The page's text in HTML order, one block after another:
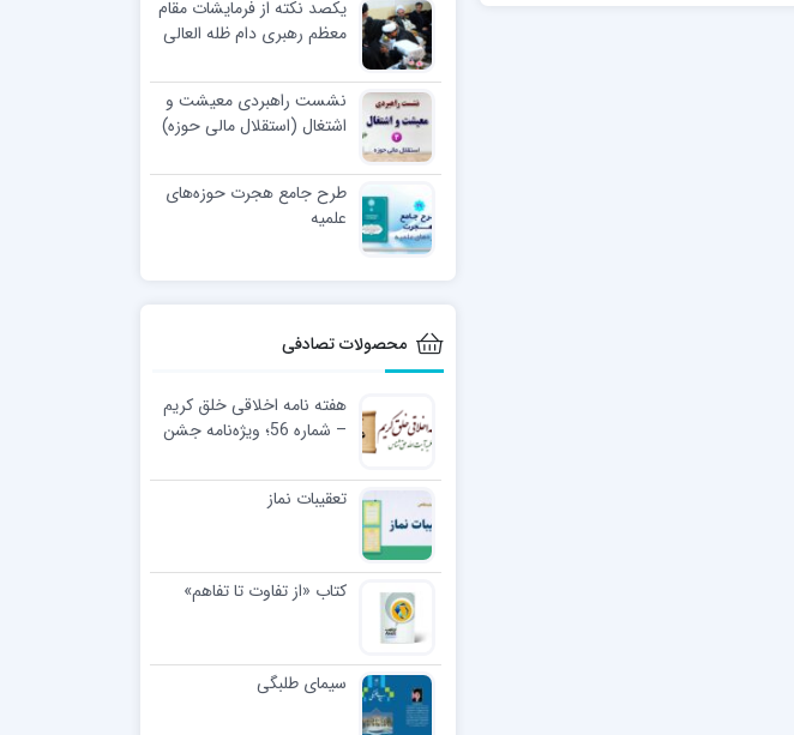
یکصد نکته از فرمایشات مقام
معظم رهبری دام ظله العالی
نشست راهبردی معیشت و
اشتغال (استقلال مالی حوزه)
طرح جامع هجرت حوزه‌های
علمیه
محصولات تصادفی
هفته نامه اخلاقی خلق کریم
– شماره 56؛ ویژه‌نامه جشن
تعقیبات نماز
کتاب «از تفاوت تا تفاهم»
سیمای طلبگی